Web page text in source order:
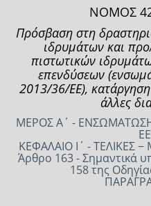
ΝΟΜΟΣ
Πρόσβαση στη
ιδρυμάτων και
πιστωτικών
επενδύσεων
2013/36/ΕΕ),
άλλες
ΜΕΡΟΣ Α΄ -
ΕΕ
ΚΕΦΑΛΑΙΟ Ι΄ - ΤΕΛΙΚΕΣ −
Άρθρο 163 - Σημαντικά
158 της